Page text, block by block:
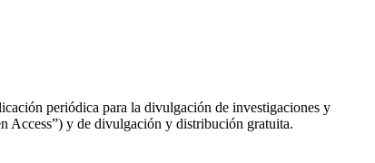
periódica para la divulgación de investigaciones y
Access”) y de divulgación y distribución gratuita.